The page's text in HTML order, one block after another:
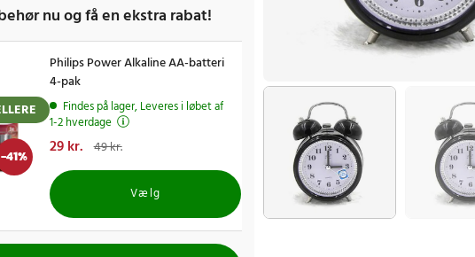
nu og få en ekstra rabat!
-41%
Philips Power Alkaline AA-batteri
4-pak
Findes på lager, Leveres i løbet af
1-2 hverdage
Nuværende pris
29 kr. 49 kr.
Vælg